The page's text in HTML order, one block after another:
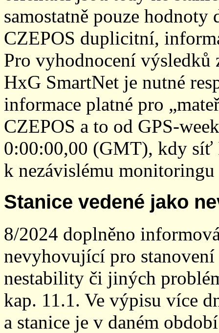
samostatně pouze
CZEPOS duplicitní,
Pro vyhodnocení
HxG SmartNet je nutné
informace platné pro
CZEPOS a to od GPS-
0:00:00,00 (GMT), kdy síť
k nezávislému
Stanice vedené jako
8/2024 doplněno
nevyhovující pro
nestability či jiných
kap. 11.1. Ve výpisu více
a stanice je v daném